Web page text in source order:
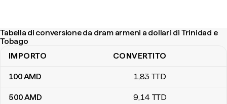
Tabella di conversione da dram armeni a dollari di Trinidad e
Tobago
Tabella di conversione da dram armeni a dollari di Trinidad e
IMPORTO CONVERTITO
100AMD 1,83 TTD
500AMD 9,14 TTD